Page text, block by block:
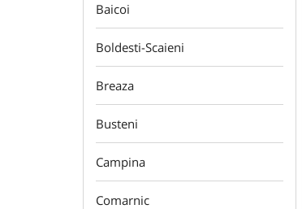
Baicoi
Boldesti-Scaieni
Breaza
Busteni
Campina
Comarnic